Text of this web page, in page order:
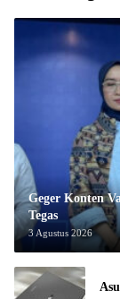
Geger Konten
Tegas
3 Agustus 2026